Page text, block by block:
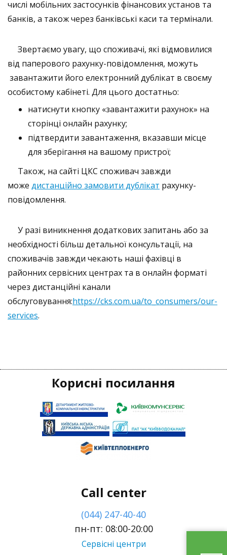
числі мобільних застосунків фінансових установ та
банків, а також через банківські каси та термінали.
Звертаємо увагу, що споживачі, які відмовилися
від паперового рахунку-повідомлення, можуть
завантажити його електронний дублікат в своєму
особистому кабінеті. Для цього достатньо:
натиснути кнопку «завантажити рахунок» на
сторінці онлайн рахунку;
підтвердити завантаження, вказавши місце
для зберігання на вашому пристрої;
Також, на сайті ЦКС споживач завжди
може дистанційно замовити дублікат рахунку-
повідомлення.
У разі виникнення додаткових запитань або за
необхідності більш детальної консультації, на
споживачів завжди чекають наші фахівці в
районних сервісних центрах та в онлайн форматі
через дистанційні канали
обслуговування:https://cks.com.ua/to_consumers/our-
services.
Корисні посилання
Call center
(044) 247-40-40
пн-пт: 08:00-20:00
Сервісні центри